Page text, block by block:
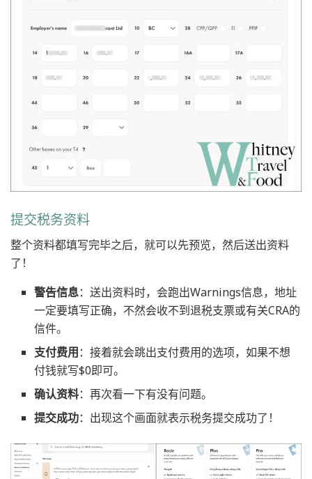
提交税务资料
整个资料都填写完毕之后，就可以先预览，然后送出资料
了！
警告信息：送出资料时，会跑出Warnings信息，地址
一定要填写正确，不然会收不到退税支票或有关CRA的
信件。
支付费用：接着就会跳出支付费用的选项，如果不想
付钱就写$0即可。
确认资料：再次看一下有没有问题。
提交成功：出现这个画面就表示税务提交成功了！